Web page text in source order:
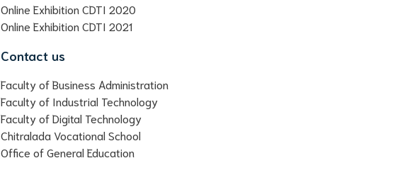
Online Exhibition CDTI 2020
Online Exhibition CDTI 2021
Contact us
Faculty of Business Administration
Faculty of Industrial Technology
Faculty of Digital Technology
Chitralada Vocational School
Office of General Education